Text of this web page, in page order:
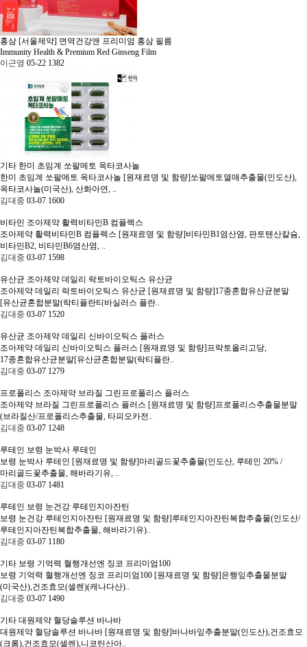
홍삼 [서울제약] 면역건강앤 프리미엄 홍삼 필름
Immunity Health & Premium Red Ginseng Film
이근영 05-22 1382
기타 한미 초임계 쏘팔메토 옥타코사놀
한미 초임계 쏘팔메토 옥타코사놀 [원재료명 및 함량]쏘팔메토열매추출물(인도산),
옥타코사놀(미국산), 산화아연, ..
김대중 03-07 1600
비타민 조아제약 활력비타민B 컴플렉스
조아제약 활력비타민B 컴플렉스 [원재료명 및 함량]비타민B1염산염, 판토텐산칼슘,
비타민B2, 비타민B6염산염, ..
김대중 03-07 1598
유산균 조아제약 데일리 락토바이오틱스 유산균
조아제약 데일리 락토바이오틱스 유산균 [원재료명 및 함량]17종혼합유산균분말
[유산균혼합분말(락티플란티바실러스 플란..
김대중 03-07 1520
유산균 조아제약 데일리 신바이오틱스 플러스
조아제약 데일리 신바이오틱스 플러스 [원재료명 및 함량]프락토올리고당,
17종혼합유산균분말[유산균혼합분말(락티플란..
김대중 03-07 1279
프로폴리스 조아제약 브라질 그린프로폴리스 플러스
조아제약 브라질 그린프로폴리스 플러스 [원재료명 및 함량]프로폴리스추출물분말
(브라질산/프로폴리스추출물, 타피오카전..
김대중 03-07 1248
루테인 보령 눈박사 루테인
보령 눈박사 루테인 [원재료명 및 함량]마리골드꽃추출물(인도산, 루테인 20% /
마리골드꽃추출물, 해바라기유, ..
김대중 03-07 1481
루테인 보령 눈건강 루테인지아잔틴
보령 눈건강 루테인지아잔틴 [원재료명 및 함량]루테인지아잔틴복합추출물(인도산/
루테인지아잔틴복합추출물, 해바라기유)..
김대중 03-07 1180
기타 보령 기억력 혈행개선엔 징코 프리미엄100
보령 기억력 혈행개선엔 징코 프리미엄100 [원재료명 및 함량]은행잎추출물분말
(미국산),건조효모(셀렌)(캐나다산)..
김대중 03-07 1490
기타 대원제약 혈당솔루션 바나바
대원제약 혈당솔루션 바나바 [원재료명 및 함량]바나바잎추출분말(인도산),건조효모
(크롬),건조효모(셀렌),니코틴산아..